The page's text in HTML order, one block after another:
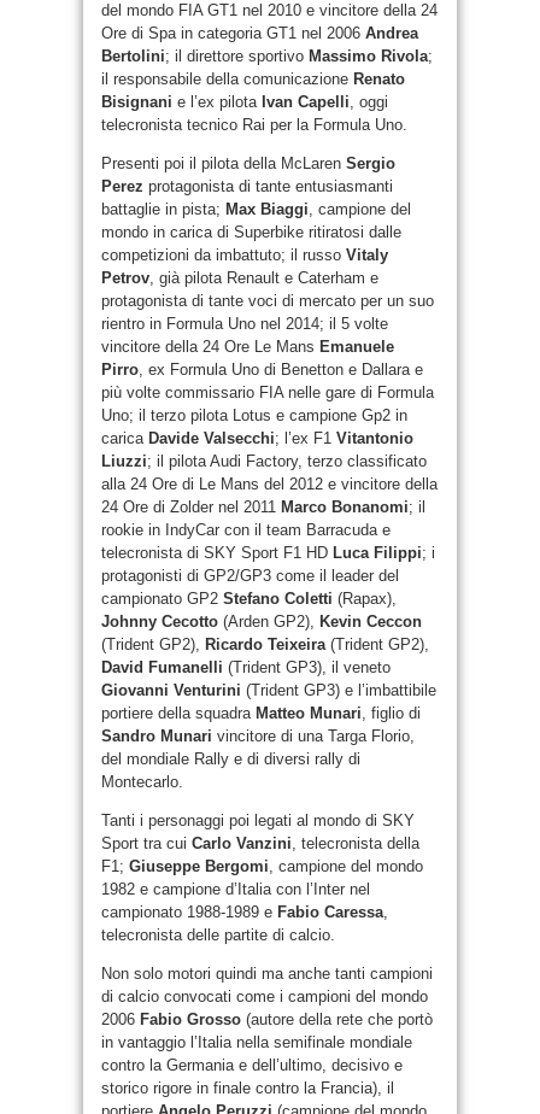
del mondo FIA GT1 nel 2010 e vincitore della 24
Ore di Spa in categoria GT1 nel 2006 Andrea
Bertolini; il direttore sportivo Massimo Rivola;
il responsabile della comunicazione Renato
Bisignani e l’ex pilota Ivan Capelli, oggi
telecronista tecnico Rai per la Formula Uno.
Presenti poi il pilota della McLaren Sergio
Perez protagonista di tante entusiasmanti
battaglie in pista; Max Biaggi, campione del
mondo in carica di Superbike ritiratosi dalle
competizioni da imbattuto; il russo Vitaly
Petrov, già pilota Renault e Caterham e
protagonista di tante voci di mercato per un suo
rientro in Formula Uno nel 2014; il 5 volte
vincitore della 24 Ore Le Mans Emanuele
Pirro, ex Formula Uno di Benetton e Dallara e
più volte commissario FIA nelle gare di Formula
Uno; il terzo pilota Lotus e campione Gp2 in
carica Davide Valsecchi; l’ex F1 Vitantonio
Liuzzi; il pilota Audi Factory, terzo classificato
alla 24 Ore di Le Mans del 2012 e vincitore della
24 Ore di Zolder nel 2011 Marco Bonanomi; il
rookie in IndyCar con il team Barracuda e
telecronista di SKY Sport F1 HD Luca Filippi; i
protagonisti di GP2/GP3 come il leader del
campionato GP2 Stefano Coletti (Rapax),
Johnny Cecotto (Arden GP2), Kevin Ceccon
(Trident GP2), Ricardo Teixeira(Trident GP2),
David Fumanelli (Trident GP3), il veneto
Giovanni Venturini (Trident GP3) e l’imbattibile
portiere della squadra Matteo Munari, figlio di
Sandro Munari vincitore di una Targa Florio,
del mondiale Rally e di diversi rally di
Montecarlo.
Tanti i personaggi poi legati al mondo di SKY
Sport tra cui Carlo Vanzini, telecronista della
F1; Giuseppe Bergomi, campione del mondo
1982 e campione d’Italia con l’Inter nel
campionato 1988-1989 e Fabio Caressa,
telecronista delle partite di calcio.
Non solo motori quindi ma anche tanti campioni
di calcio convocati come i campioni del mondo
2006 Fabio Grosso (autore della rete che portò
in vantaggio l’Italia nella semifinale mondiale
contro la Germania e dell’ultimo, decisivo e
storico rigore in finale contro la Francia), il